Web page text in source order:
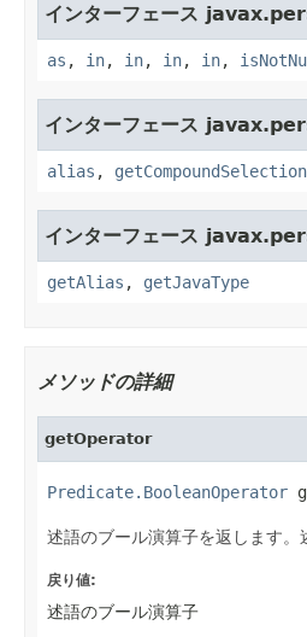
インターフェース
as , in, in, in, in,
インターフェース
alias ,
インターフェース
getAlias , getJavaType
メソッドの詳細
getOperator
Predicate.BooleanOperator
述語のブール演算子を返します。
戻り値:
述語のブール演算子